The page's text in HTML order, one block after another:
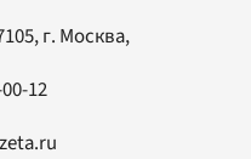
, г. Москва,
12